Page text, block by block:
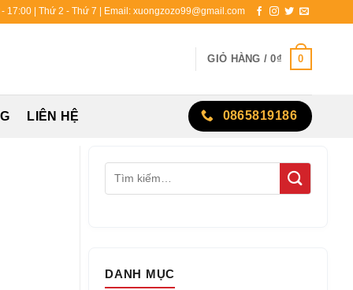
17:00 | Thứ 2 - Thứ 7 | Email: xuongzozo99@gmail.com
GIỎ HÀNG /0₫ 0
LIÊN HỆ 0865819186
DANH MỤC